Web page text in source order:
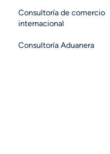
Consultoría de comercio
internacional
Consultoría Aduanera